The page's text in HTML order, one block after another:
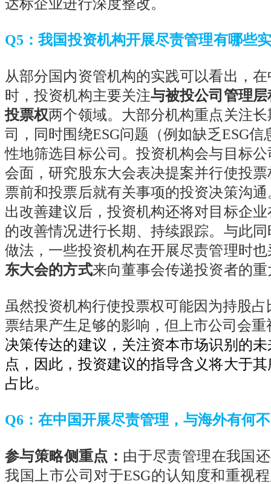
达标企业进行深度整改。
Q5 ：我国投资机构开展尽责管理有哪些
从部分国内资管机构的实践可以看出，
时，投资机构主要关注与被投公司管理
投票权两个领域。大部分机构重点关注
司，同时围绕ESG问题（例如缺乏ESG信
性地筛选目标公司。投资机构会与目标
会面，研究股东大会表决提案并行使投
票前和投票后就有关事项的投资决策沟
出改善建议后，投资机构还将对目标企
的改善情况进行长期、持续跟踪。与此
做法，一些投资机构在开展尽责管理时也
东大会的方式来向董事会传递投资者的
虽然投资机构行使投票权可能因为持股
票结果产生足够的影响，但上市公司会重
决策传达的建议，关注资本市场识别的
点，因此，投资建议的指导含义将大于
占比。
Q6 ：在中国开展尽责管理，与海外有何
参与策略侧重点： 由于尽责管理在我国
我国上市公司对于ESG的认知度和重视